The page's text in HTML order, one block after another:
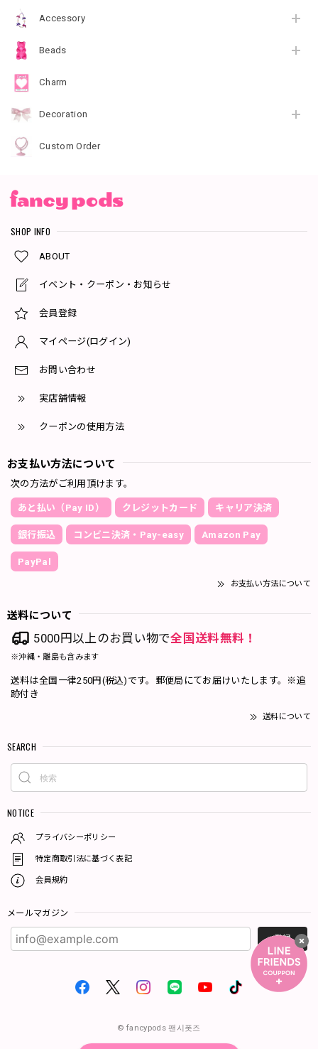
Accessory
Beads
Charm
Decoration
Custom Order
SHOP INFO
ABOUT
イベント・クーポン・お知らせ
会員登録
マイページ(ログイン)
お問い合わせ
実店舗情報
クーポンの使用方法
お支払い方法について
次の方法がご利用頂けます。
あと払い（Pay ID） クレジットカード キャリア決済
銀行振込 コンビニ決済・Pay-easy Amazon Pay
PayPal
お支払い方法について
送料について
5000円以上のお買い物で全国送料無料！
※沖縄・離島も含みます
送料は全国一律250円(税込)です。郵便局にてお届けいたします。※追
跡付き
送料について
SEARCH
NOTICE
プライバシーポリシー
特定商取引法に基づく表記
会員規約
メールマガジン
登録
© fancypods 팬시폿즈